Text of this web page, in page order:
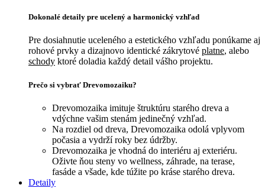
Dokonalé detaily pre ucelený a harmonický vzhľad
Pre dosiahnutie uceleného a estetického vzhľadu ponúkame aj
rohové prvky a dizajnovo identické zákrytové platne, alebo
schody ktoré doladia každý detail vášho projektu.
Prečo si vybrať Drevomozaiku?
Drevomozaika imituje štruktúru starého dreva a
vdýchne vašim stenám jedinečný vzhľad.
Na rozdiel od dreva, Drevomozaika odolá vplyvom
počasia a vydrží roky bez údržby.
Drevomozaika je vhodná do interiéru aj exteriéru.
Oživte ňou steny vo wellness, záhrade, na terase,
fasáde a všade, kde túžite po kráse starého dreva.
Detaily